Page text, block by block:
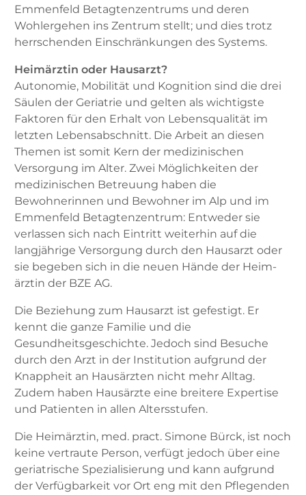
Emmenfeld Betagtenzentrums und deren
Wohlergehen ins Zentrum stellt; und dies trotz
herrschenden Einschränkungen des Systems.
Heimärztin oder Hausarzt?
Autonomie, Mobilität und Kognition sind die drei
Säulen der Geriatrie und gelten als wichtigste
Faktoren für den Erhalt von Lebensqualität im
letzten Lebensabschnitt. Die Arbeit an diesen
Themen ist somit Kern der medizinischen
Versorgung im Alter. Zwei Möglichkeiten der
medizinischen Betreuung haben die
Bewohnerinnen und Bewohner im Alp und im
Emmenfeld Betagtenzentrum: Entweder sie
verlassen sich nach Eintritt weiterhin auf die
langjährige Versorgung durch den Hausarzt oder
sie begeben sich in die neuen Hände der Heim­
ärztin der BZE AG.
Die Beziehung zum Hausarzt ist gefestigt. Er
kennt die ganze Familie und die
Gesundheitsgeschichte. Jedoch sind Besuche
durch den Arzt in der Institution aufgrund der
Knappheit an Hausärzten nicht mehr Alltag.
Zudem haben Hausärzte eine breitere Expertise
und Patienten in allen Altersstufen.
Die Heimärztin, med. pract. Simone Bürck, ist noch
keine vertraute Person, verfügt jedoch über eine
geriatrische Spezialisierung und kann aufgrund
der Verfügbarkeit vor Ort eng mit den Pflegenden